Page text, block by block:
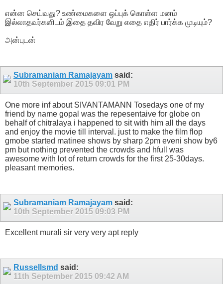
என்ன செய்வது? உண்மைகளை ஒப்புக் கொள்ள மனம்
இல்லாதவர்களிடம் இதை தவிர வேறு எதை எதிர் பார்க்க முடியும்?
அன்புடன்
Subramaniam Ramajayam said:
10th September 2015 09:01 PM
One more inf about SIVANTAMANN Tosedays one of my
friend by name gopal was the repesentaive for globe on
behalf of chitralaya i happened to sit with him all the days
and enjoy the movie till interval. just to make the film flop
gmobe started matinee shows by sharp 2pm eveni show by6
pm but nothing prevented the crowds and hfull was
awesome with lot of return crowds for the first 25-30days.
pleasant memories.
Subramaniam Ramajayam said:
10th September 2015 09:03 PM
Excellent murali sir very very apt reply
Russellsmd said:
11th September 2015 09:42 AM